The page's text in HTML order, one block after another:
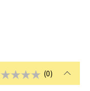
(0)